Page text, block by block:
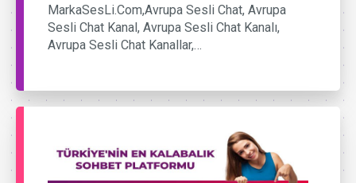
MarkaSesLi.Com,Avrupa Sesli Chat, Avrupa
Sesli Chat Kanal, Avrupa Sesli Chat Kanalı,
Avrupa Sesli Chat Kanallar,…